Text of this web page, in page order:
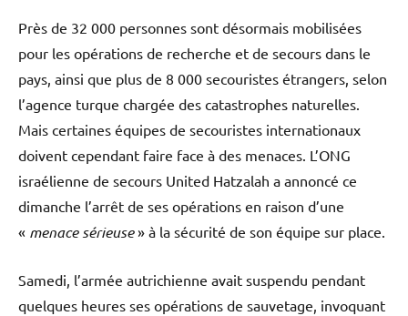
Près de 32 000 personnes sont désormais mobilisées
pour les opérations de recherche et de secours dans le
pays, ainsi que plus de 8 000 secouristes étrangers, selon
l’agence turque chargée des catastrophes naturelles.
Mais certaines équipes de secouristes internationaux
doivent cependant faire face à des menaces. L’ONG
israélienne de secours United Hatzalah a annoncé ce
dimanche l’arrêt de ses opérations en raison d’une
« menace sérieuse» à la sécurité de son équipe sur place.
Samedi, l’armée autrichienne avait suspendu pendant
quelques heures ses opérations de sauvetage, invoquant